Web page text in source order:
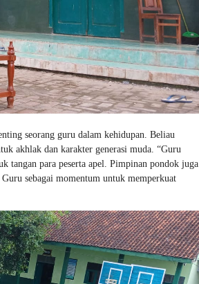
seorang guru dalam kehidupan. Beliau
akhlak dan karakter generasi muda. “Guru
tangan para peserta apel. Pimpinan pondok juga
sebagai momentum untuk memperkuat